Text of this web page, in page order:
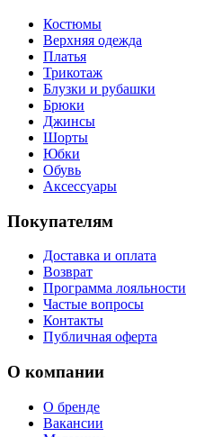
Костюмы
Верхняя одежда
Платья
Трикотаж
Блузки и рубашки
Брюки
Джинсы
Шорты
Юбки
Обувь
Аксессуары
Покупателям
Доставка и оплата
Возврат
Программа лояльности
Частые вопросы
Контакты
Публичная оферта
О компании
О бренде
Вакансии